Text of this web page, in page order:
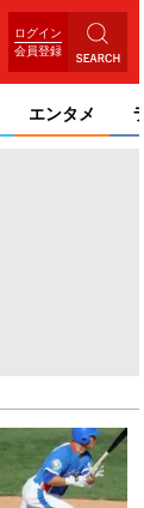
ログイン
会員登録
エンタメ